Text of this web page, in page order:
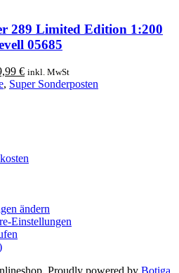
289 Limited Edition 1:200
05685
€Aktueller
Preis
inkl. MwSt
, Super Sonderposten
ändern
Einstellungen